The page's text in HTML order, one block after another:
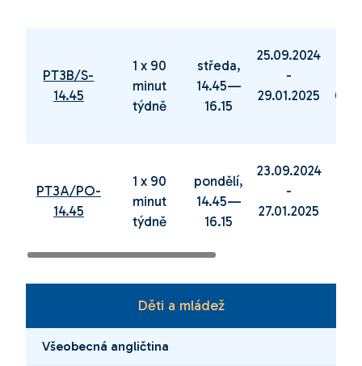
PT3B/S-
14.45
1 x 90
minut
týdně
středa,
14.45—
16.15
25.09.2024
-
29.01.2025
PT3A/PO-
14.45
1 x 90
minut
týdně
pondělí,
14.45—
16.15
23.09.2024
-
27.01.2025
Děti a mládež
Všeobecná angličtina